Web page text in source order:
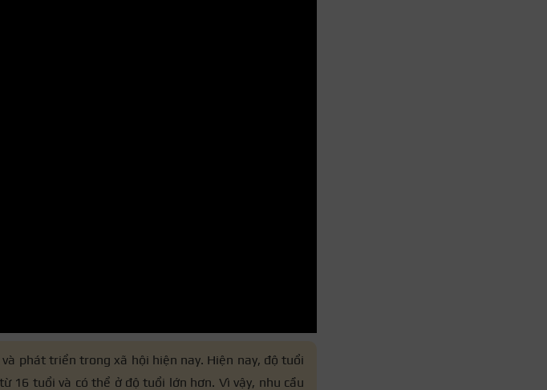
phát triển trong xã hội hiện nay. Hiện nay, độ tuổi
16 tuổi và có thể ở độ tuổi lớn hơn. Vì vậy, nhu cầu